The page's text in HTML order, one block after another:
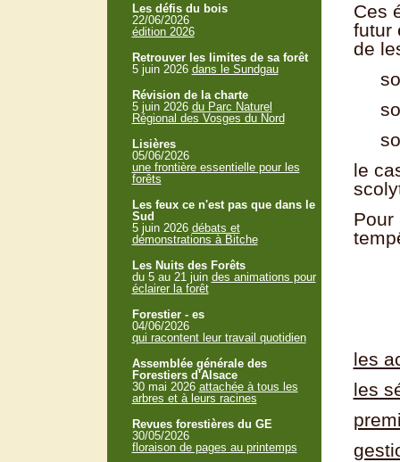
Ces
futur
de
soit
le
Pour
les
les
Les défis du bois
22/06/2026
édition 2026
Retrouver les limites de sa forêt
5 juin 2026 dans le Sundgau
Révision de la charte
5 juin 2026 du Parc Naturel
Régional des Vosges du Nord
Lisières
05/06/2026
une frontière essentielle pour les
forêts
Les feux ce n'est pas que dans le
Sud
5 juin 2026 débats et
démonstrations à Bitche
Les Nuits des Forêts
du 5 au 21 juin des animations pour
éclairer la forêt
Forestier - es
04/06/2026
qui racontent leur travail quotidien
Assemblée générale des
Forestiers d'Alsace
30 mai 2026 attachée à tous les
arbres et à leurs racines
Revues forestières du GE
30/05/2026
floraison de pages au printemps